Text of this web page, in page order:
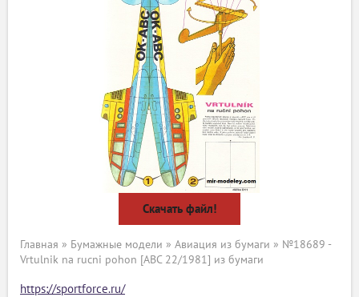
Скачать файл!
Главная » Бумажные модели » Авиация из бумаги » №18689 -
Vrtulnik na rucni pohon [ABC 22/1981] из бумаги
https://sportforce.ru/